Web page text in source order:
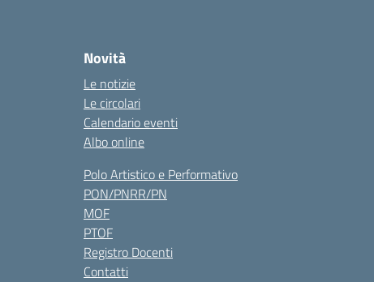
Novità
Le notizie
Le circolari
Calendario eventi
Albo online
Polo Artistico e Performativo
PON/PNRR/PN
MOF
PTOF
Registro Docenti
Contatti